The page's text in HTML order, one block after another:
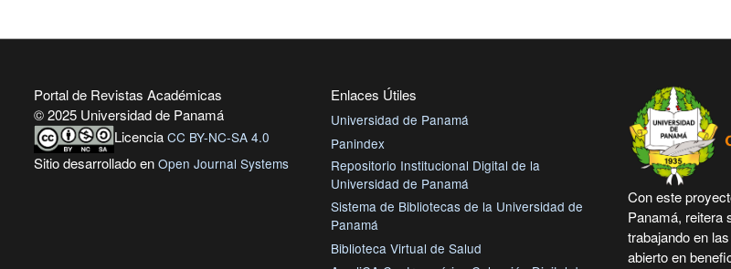
Portal de Revistas Académicas
© 2025 Universidad de Panamá
Licencia CC BY-NC-SA 4.0
Sitio desarrollado en Open Journal Systems
Enlaces Útiles
Universidad de Panamá
Panindex
Repositorio Institucional Digital de la
Universidad de Panamá
Sistema de Bibliotecas de la Universidad de
Panamá
Biblioteca Virtual de Salud
Con este
Panamá, reitera
trabajando en
abierto en